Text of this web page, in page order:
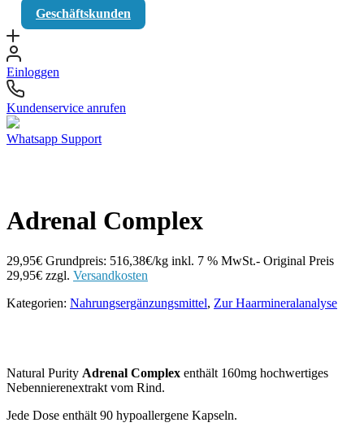
Geschäftskunden
Einloggen
Kundenservice anrufen
Whatsapp Support
Adrenal Complex
29,95€ Grundpreis: 516,38€/kg inkl. 7 % MwSt.- Original Preis
29,95€ zzgl. Versandkosten
Kategorien: Nahrungsergänzungsmittel, Zur Haarmineralanalyse
Natural Purity Adrenal Complex enthält 160mg hochwertiges
Nebennierenextrakt vom Rind.
Jede Dose enthält 90 hypoallergene Kapseln.